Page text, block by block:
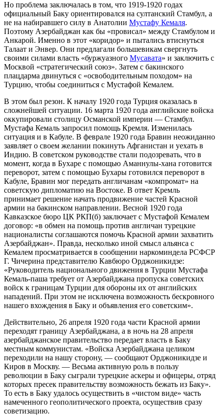
Но проблема заключалась в том, что 1919-1920 годах
официальный Баку ориентировался на султанский Стамбул, а
не на набиравшего силу в Анатолии Мустафу Кемаля.
Поэтому Азербайджан как бы «провисал» между Стамбулом и
Анкарой. Именно в этот «коридор» и пытались втиснуться
Талаат и Энвер. Они предлагали большевикам свергнуть
своими силами власть «буржуазного Мусавата» и заключить с
Москвой «стратегический союз». Затем с бакинского
плацдарма двинуться с «освободительным походом» на
Турцию, чтобы соединиться с Мустафой Кемалем.
В этом был резон. К началу 1920 года Турция оказалась в
сложнейшей ситуации. 16 марта 1920 года английские войска
оккупировали столицу Османской империи — Стамбул.
Мустафа Кемаль запросил помощь Кремля. Изменилась
ситуация и в Кабуле. В феврале 1920 года Бравин неожиданно
заявляет о своем желании покинуть Афганистан и уехать в
Индию. В советском руководстве стали подозревать, что в
момент, когда в Бухаре с помощью Аманнулы-хана готовится
переворот, затем с помощью Бухары готовился переворот в
Кабуле, Бравин мог передать англичанам «компромат» на
советскую дипломатию на Востоке. В ответ Кремль
принимает решение начать продвижение частей Красной
армии на бакинском направлении. Весной 1920 года
Кавказское бюро ЦК РКП(б) заключает с Мустафой Кемалем
договор: «в обмен на помощь против англичан турецкие
националисты соглашаются помочь Красной армии захватить
Азербайджан». Правда, несколько иной смысл альянса с
Кемалем просматривается в сообщении наркоминдела РСФСР
Г. Чичерина представителю Кавбюро Орджоникидзе:
«Руководитель национального движения в Турции Мустафа
Кемаль-паша требует от Азербайджана пропуска советских
войск к границам Турции для обороны их от английских
нападений. При этом не исключена возможность бескровного
нашего вхождения в Баку и объявления его советским».
Действительно, 26 апреля 1920 года части Красной армии
переходят границу Азербайджана, а в ночь на 28 апреля
азербайджанское правительство передает власть в Баку
местным коммунистам. «Войска Азербайджана целиком
переходили на нашу сторону, — сообщают Орджоникидзе и
Киров в Москву. — Весьма активную роль в пользу
революции в Баку сыграли турецкие аскеры и офицеры, отряд
которых пресек правительству возможность бежать из Баку».
То есть в Баку удалось осуществить в «чистом виде» часть
намеченного геополитического проекта, осуществив сразу
советизацию.